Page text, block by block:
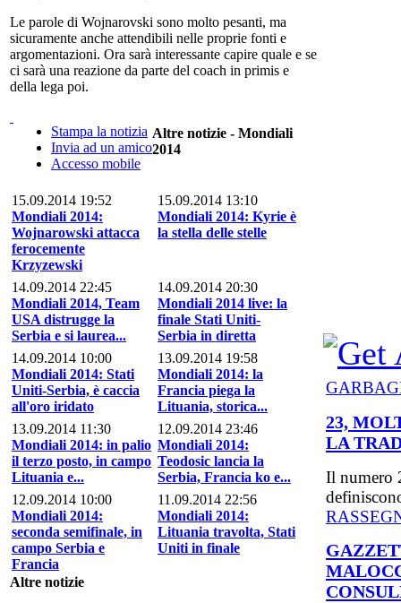
Le parole di Wojnarovski sono molto pesanti, ma
sicuramente anche attendibili nelle proprie fonti e
argomentazioni. Ora sarà interessante capire quale e se
ci sarà una reazione da parte del coach in primis e
della lega poi.
Stampa la notizia
Invia ad un amico
Accesso mobile
Altre notizie - Mondiali
2014
15.09.2014 19:52
Mondiali 2014:
Wojnarowski attacca
ferocemente
Krzyzewski
15.09.2014 13:10
Mondiali 2014: Kyrie è
la stella delle stelle
14.09.2014 22:45
Mondiali 2014, Team
USA distrugge la
Serbia e si laurea...
14.09.2014 20:30
Mondiali 2014 live: la
finale Stati Uniti-
Serbia in diretta
14.09.2014 10:00
Mondiali 2014: Stati
Uniti-Serbia, è caccia
all'oro iridato
13.09.2014 19:58
Mondiali 2014: la
Francia piega la
Lituania, storica...
13.09.2014 11:30
Mondiali 2014: in palio
il terzo posto, in campo
Lituania e...
12.09.2014 23:46
Mondiali 2014:
Teodosic lancia la
Serbia, Francia ko e...
12.09.2014 10:00
Mondiali 2014:
seconda semifinale, in
campo Serbia e
Francia
11.09.2014 22:56
Mondiali 2014:
Lituania travolta, Stati
Uniti in finale
Altre notizie
23,
LA
Il numero